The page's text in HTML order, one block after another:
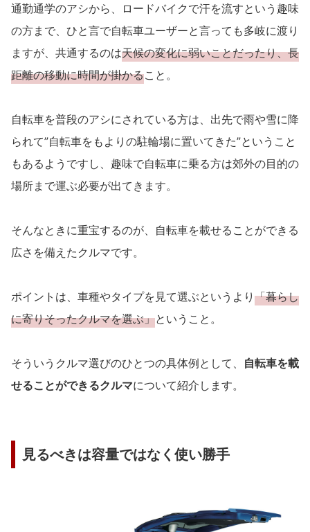
通勤通学のアシから、ロードバイクで汗を流すという趣味
の方まで、ひと言で自転車ユーザーと言っても多岐に渡り
ますが、共通するのは天候の変化に弱いことだったり、長
距離の移動に時間が掛かること。
自転車を普段のアシにされている方は、出先で雨や雪に降
られて”自転車をもよりの駐輪場に置いてきた”ということ
もあるようですし、趣味で自転車に乗る方は郊外の目的の
場所まで運ぶ必要が出てきます。
そんなときに重宝するのが、自転車を載せることができる
広さを備えたクルマです。
ポイントは、車種やタイプを見て選ぶというより 「暮らし
に寄りそったクルマを選ぶ」ということ。
そういうクルマ選びのひとつの具体例として、 自転車を載
せることができるクルマについて紹介します。
見るべきは容量ではなく使い勝手